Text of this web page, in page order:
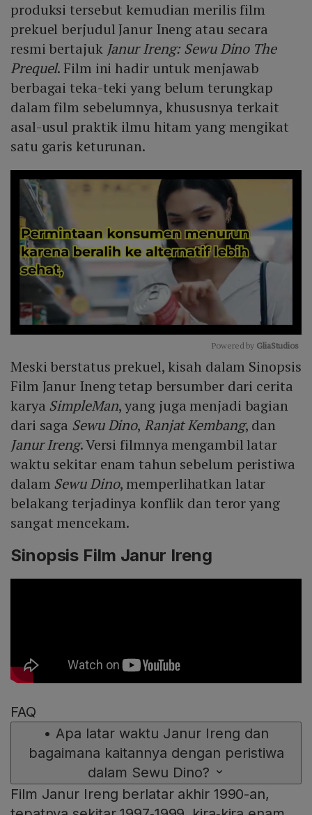
produksi tersebut kemudian merilis film
prekuel berjudul Janur Ineng atau secara
resmi bertajuk Janur Ireng: Sewu Dino The
Prequel. Film ini hadir untuk menjawab
berbagai teka-teki yang belum terungkap
dalam film sebelumnya, khususnya terkait
asal-usul praktik ilmu hitam yang mengikat
satu garis keturunan.
Mute
Powered by GliaStudios
Meski berstatus prekuel, kisah dalam Sinopsis
Film Janur Ineng tetap bersumber dari cerita
karya SimpleMan, yang juga menjadi bagian
dari saga Sewu Dino, Ranjat Kembang, dan
Janur Ireng. Versi filmnya mengambil latar
waktu sekitar enam tahun sebelum peristiwa
dalam Sewu Dino, memperlihatkan latar
belakang terjadinya konflik dan teror yang
sangat mencekam.
Sinopsis Film Janur Ireng
FAQ
• Apa latar waktu Janur Ireng dan
bagaimana kaitannya dengan peristiwa
dalam Sewu Dino?
Film Janur Ireng berlatar akhir 1990-an,